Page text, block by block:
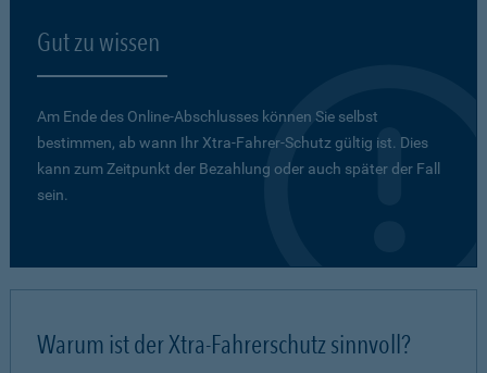
Gut zu wissen
Am Ende des Online-Abschlusses können Sie selbst
bestimmen, ab wann Ihr Xtra-Fahrer-Schutz gültig ist. Dies
kann zum Zeitpunkt der Bezahlung oder auch später der Fall
sein.
Warum ist der Xtra-Fahrerschutz sinnvoll?